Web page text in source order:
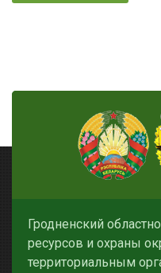
Гродненский
ресурсов и охраны
территориальным